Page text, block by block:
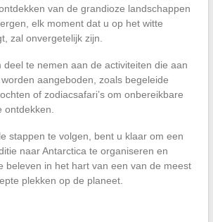
van de grandioze landschappen
elk moment dat u op het witte
zal onvergetelijk zijn.
deel te nemen aan de activiteiten die aan
aangeboden, zoals begeleide
of zodiacsafari’s om onbereikbare
ontdekken.
stappen te volgen, bent u klaar om een
naar Antarctica te organiseren en
beleven in het hart van een van de meest
plekken op de planeet.